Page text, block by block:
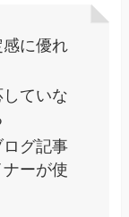
に優れ
ていな
グ記事
ーが使